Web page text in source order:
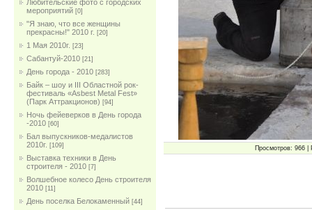
Любительские фото с городских
мероприятий [0]
"Я знаю, что все женщины
прекрасны!" 2010 г. [20]
1 Мая 2010г. [23]
Сабантуй-2010 [21]
День города - 2010 [283]
Байк – шоу и III Областной рок-
фестиваль «Asbest Metal Fest»
(Парк Аттракционов) [94]
Ночь фейеверков в День города
-2010 [60]
Бал выпускников-медалистов
2010г. [109]
Выставка техники в День
строителя - 2010 [7]
Волшебное колесо День строителя
2010 [11]
День поселка Белокаменный [44]
Просмотров: 966 |